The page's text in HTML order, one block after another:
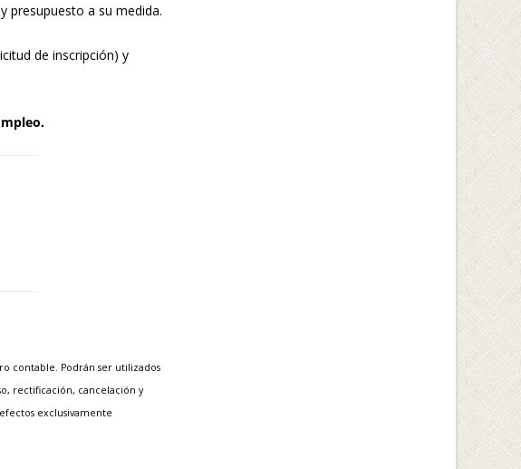
presupuesto a su medida.
de inscripción) y
contable. Podrán ser utilizados
rectificación, cancelación y
exclusivamente